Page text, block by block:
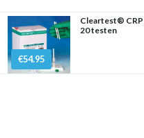
€54.95
Cleartest® CRP
20 testen